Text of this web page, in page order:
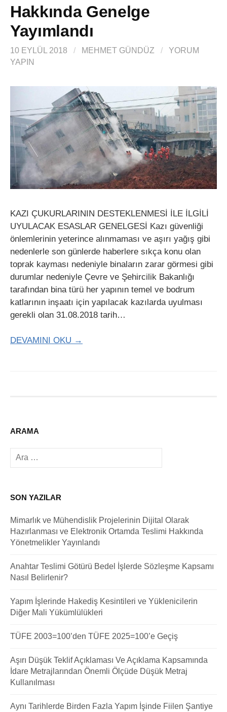
Hakkında Genelge
Yayımlandı
10 EYLÜL 2018 / MEHMET GÜNDÜZ /
YORUM
YAPIN
KAZI ÇUKURLARININ DESTEKLENMESİ İLE İLGİLİ
UYULACAK ESASLAR GENELGESİ Kazı güvenliği
önlemlerinin yeterince alınmaması ve aşırı yağış gibi
nedenlerle son günlerde haberlere sıkça konu olan
toprak kayması nedeniyle binaların zarar görmesi gibi
durumlar nedeniyle Çevre ve Şehircilik Bakanlığı
tarafından bina türü her yapının temel ve bodrum
katlarının inşaatı için yapılacak kazılarda uyulması
gerekli olan 31.08.2018 tarih…
DEVAMINI OKU →
ARAMA
Arama:
SON YAZILAR
Mimarlık ve Mühendislik Projelerinin Dijital Olarak
Hazırlanması ve Elektronik Ortamda Teslimi Hakkında
Yönetmelikler Yayınlandı
Anahtar Teslimi Götürü Bedel İşlerde Sözleşme Kapsamı
Nasıl Belirlenir?
Yapım İşlerinde Hakediş Kesintileri ve Yüklenicilerin
Diğer Mali Yükümlülükleri
TÜFE 2003=100’den TÜFE 2025=100’e Geçiş
Aşırı Düşük Teklif Açıklaması Ve Açıklama Kapsamında
İdare Metrajlarından Önemli Ölçüde Düşük Metraj
Kullanılması
Aynı Tarihlerde Birden Fazla Yapım İşinde Fiilen Şantiye